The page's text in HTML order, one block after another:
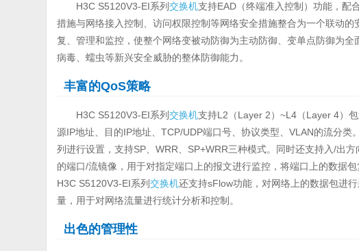
H3C S5120V3-EI系列交换机支持EAD（终端准入控制）功能，配
措施与网络接入控制、访问权限控制等网络安全措施整合为一个联动
复、管理和监控，使整个网络变被动防御为主动防御、变单点防御为
病毒、蠕虫等新兴安全威胁的整体防御能力。
丰富的QoS策略
H3C S5120V3-EI系列交换机支持L2（Layer 2）~L4（Layer 4）
源IP地址、目的IP地址、TCP/UDP端口号、协议类型、VLAN的流分
列进行设置，支持SP、WRR、SP+WRR三种模式。同时还支持入/出
的端口/流镜像，用于对指定端口上的报文进行监控，将端口上的数据
H3C S5120V3-EI系列交换机还支持sFlow功能，对网络上的数据包进
量，用于对网络流量进行统计分析和控制。
出色的管理性